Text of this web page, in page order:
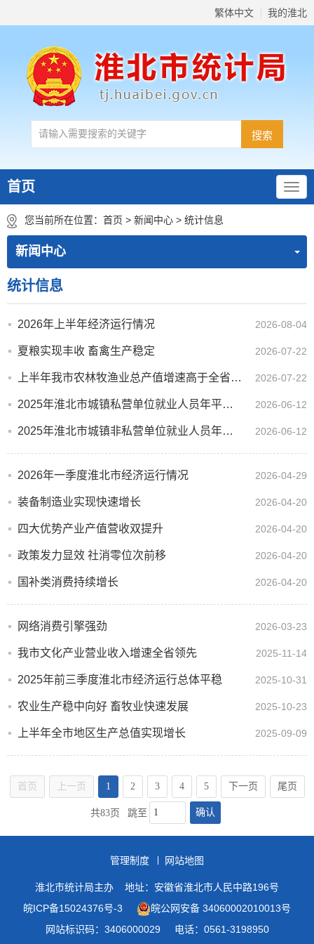
繁体中文 我的淮北
首页
您当前所在位置： 首页 > 新闻中心 > 统计信息
新闻中心
统计信息
2026年上半年经济运行情况 2026-08-04
夏粮实现丰收 畜禽生产稳定 2026-07-22
上半年我市农林牧渔业总产值增速高于全省平均水平 2026-07-22
2025年淮北市城镇私营单位就业人员年平均工资53353元 2026-06-12
2025年淮北市城镇非私营单位就业人员年平均工资108884元 2026-06-12
2026年一季度淮北市经济运行情况 2026-04-29
装备制造业实现快速增长 2026-04-20
四大优势产业产值营收双提升 2026-04-20
政策发力显效 社消零位次前移 2026-04-20
国补类消费持续增长 2026-04-20
网络消费引擎强劲 2026-03-23
我市文化产业营业收入增速全省领先 2025-11-14
2025年前三季度淮北市经济运行总体平稳 2025-10-31
农业生产稳中向好 畜牧业快速发展 2025-10-23
上半年全市地区生产总值实现增长 2025-09-09
首页 上一页 1 2 3 4 5 下一页 尾页
共83页 跳至 确认
管理制度 网站地图
淮北市统计局主办
地址：安徽省淮北市人民中路196号
皖ICP备15024376号-3
皖公网安备 34060002010013号
网站标识码：3406000029
电话：0561-3198950